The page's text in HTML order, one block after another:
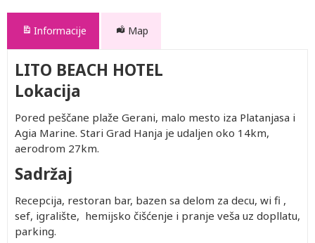
Informacije Map
LITO BEACH HOTEL
Lokacija
Pored peščane plaže Gerani, malo mesto iza Platanjasa i
Agia Marine. Stari Grad Hanja je udaljen oko 14km,
aerodrom 27km.
Sadržaj
Recepcija, restoran bar, bazen sa delom za decu, wi fi ,
sef, igralište, hemijsko čišćenje i pranje veša uz dopllatu,
parking.